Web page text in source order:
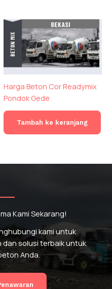
Harga Beton Cor Readymix
Pondok Gede
Tambah ke keranjang
Kami Sekarang!
kami untuk
solusi terbaik untuk
Anda.
Beton Ready Mix